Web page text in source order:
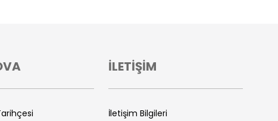
İLETİŞİM
İletişim Bilgileri